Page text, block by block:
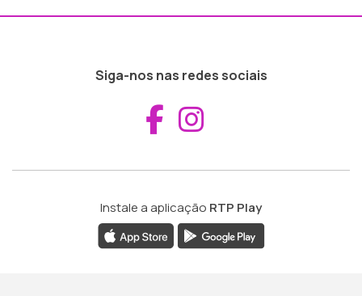
Siga-nos nas redes sociais
Aceder ao
Instale a aplicação RTP Play